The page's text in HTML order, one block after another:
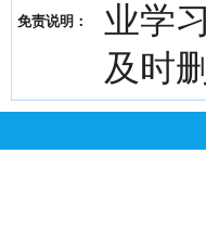
免责说明：
业学
及时